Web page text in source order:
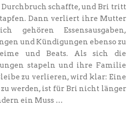
schaffte, und Bri tritt
Dann verliert ihre Mutter
gehören Essensausgaben,
und Kündigungen ebenso zu
und Beats. Als sich die
stapeln und ihre Familie
zu verlieren, wird klar: Eine
werden, ist für Bri nicht länger
ein Muss …